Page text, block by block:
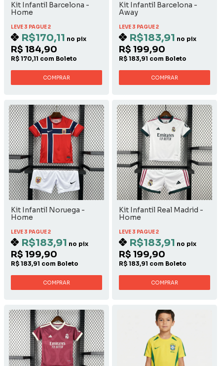
Kit Infantil Barcelona -
Home
LEVE 3 PAGUE 2
R$170,11 no pix
R$ 184,90
R$ 170,11 com Boleto
COMPRAR
Kit Infantil Barcelona -
Away
LEVE 3 PAGUE 2
R$183,91 no pix
R$ 199,90
R$ 183,91 com Boleto
COMPRAR
Kit Infantil Noruega -
Home
LEVE 3 PAGUE 2
R$183,91 no pix
R$ 199,90
R$ 183,91 com Boleto
COMPRAR
Kit Infantil Real Madrid -
Home
LEVE 3 PAGUE 2
R$183,91 no pix
R$ 199,90
R$ 183,91 com Boleto
COMPRAR